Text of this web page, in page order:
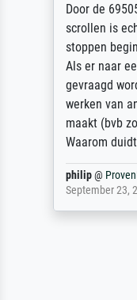
Door de
scrollen is
stoppen
Als er naar
gevraagd
werken van
maakt (bvb
Waarom
philip@
September 23,